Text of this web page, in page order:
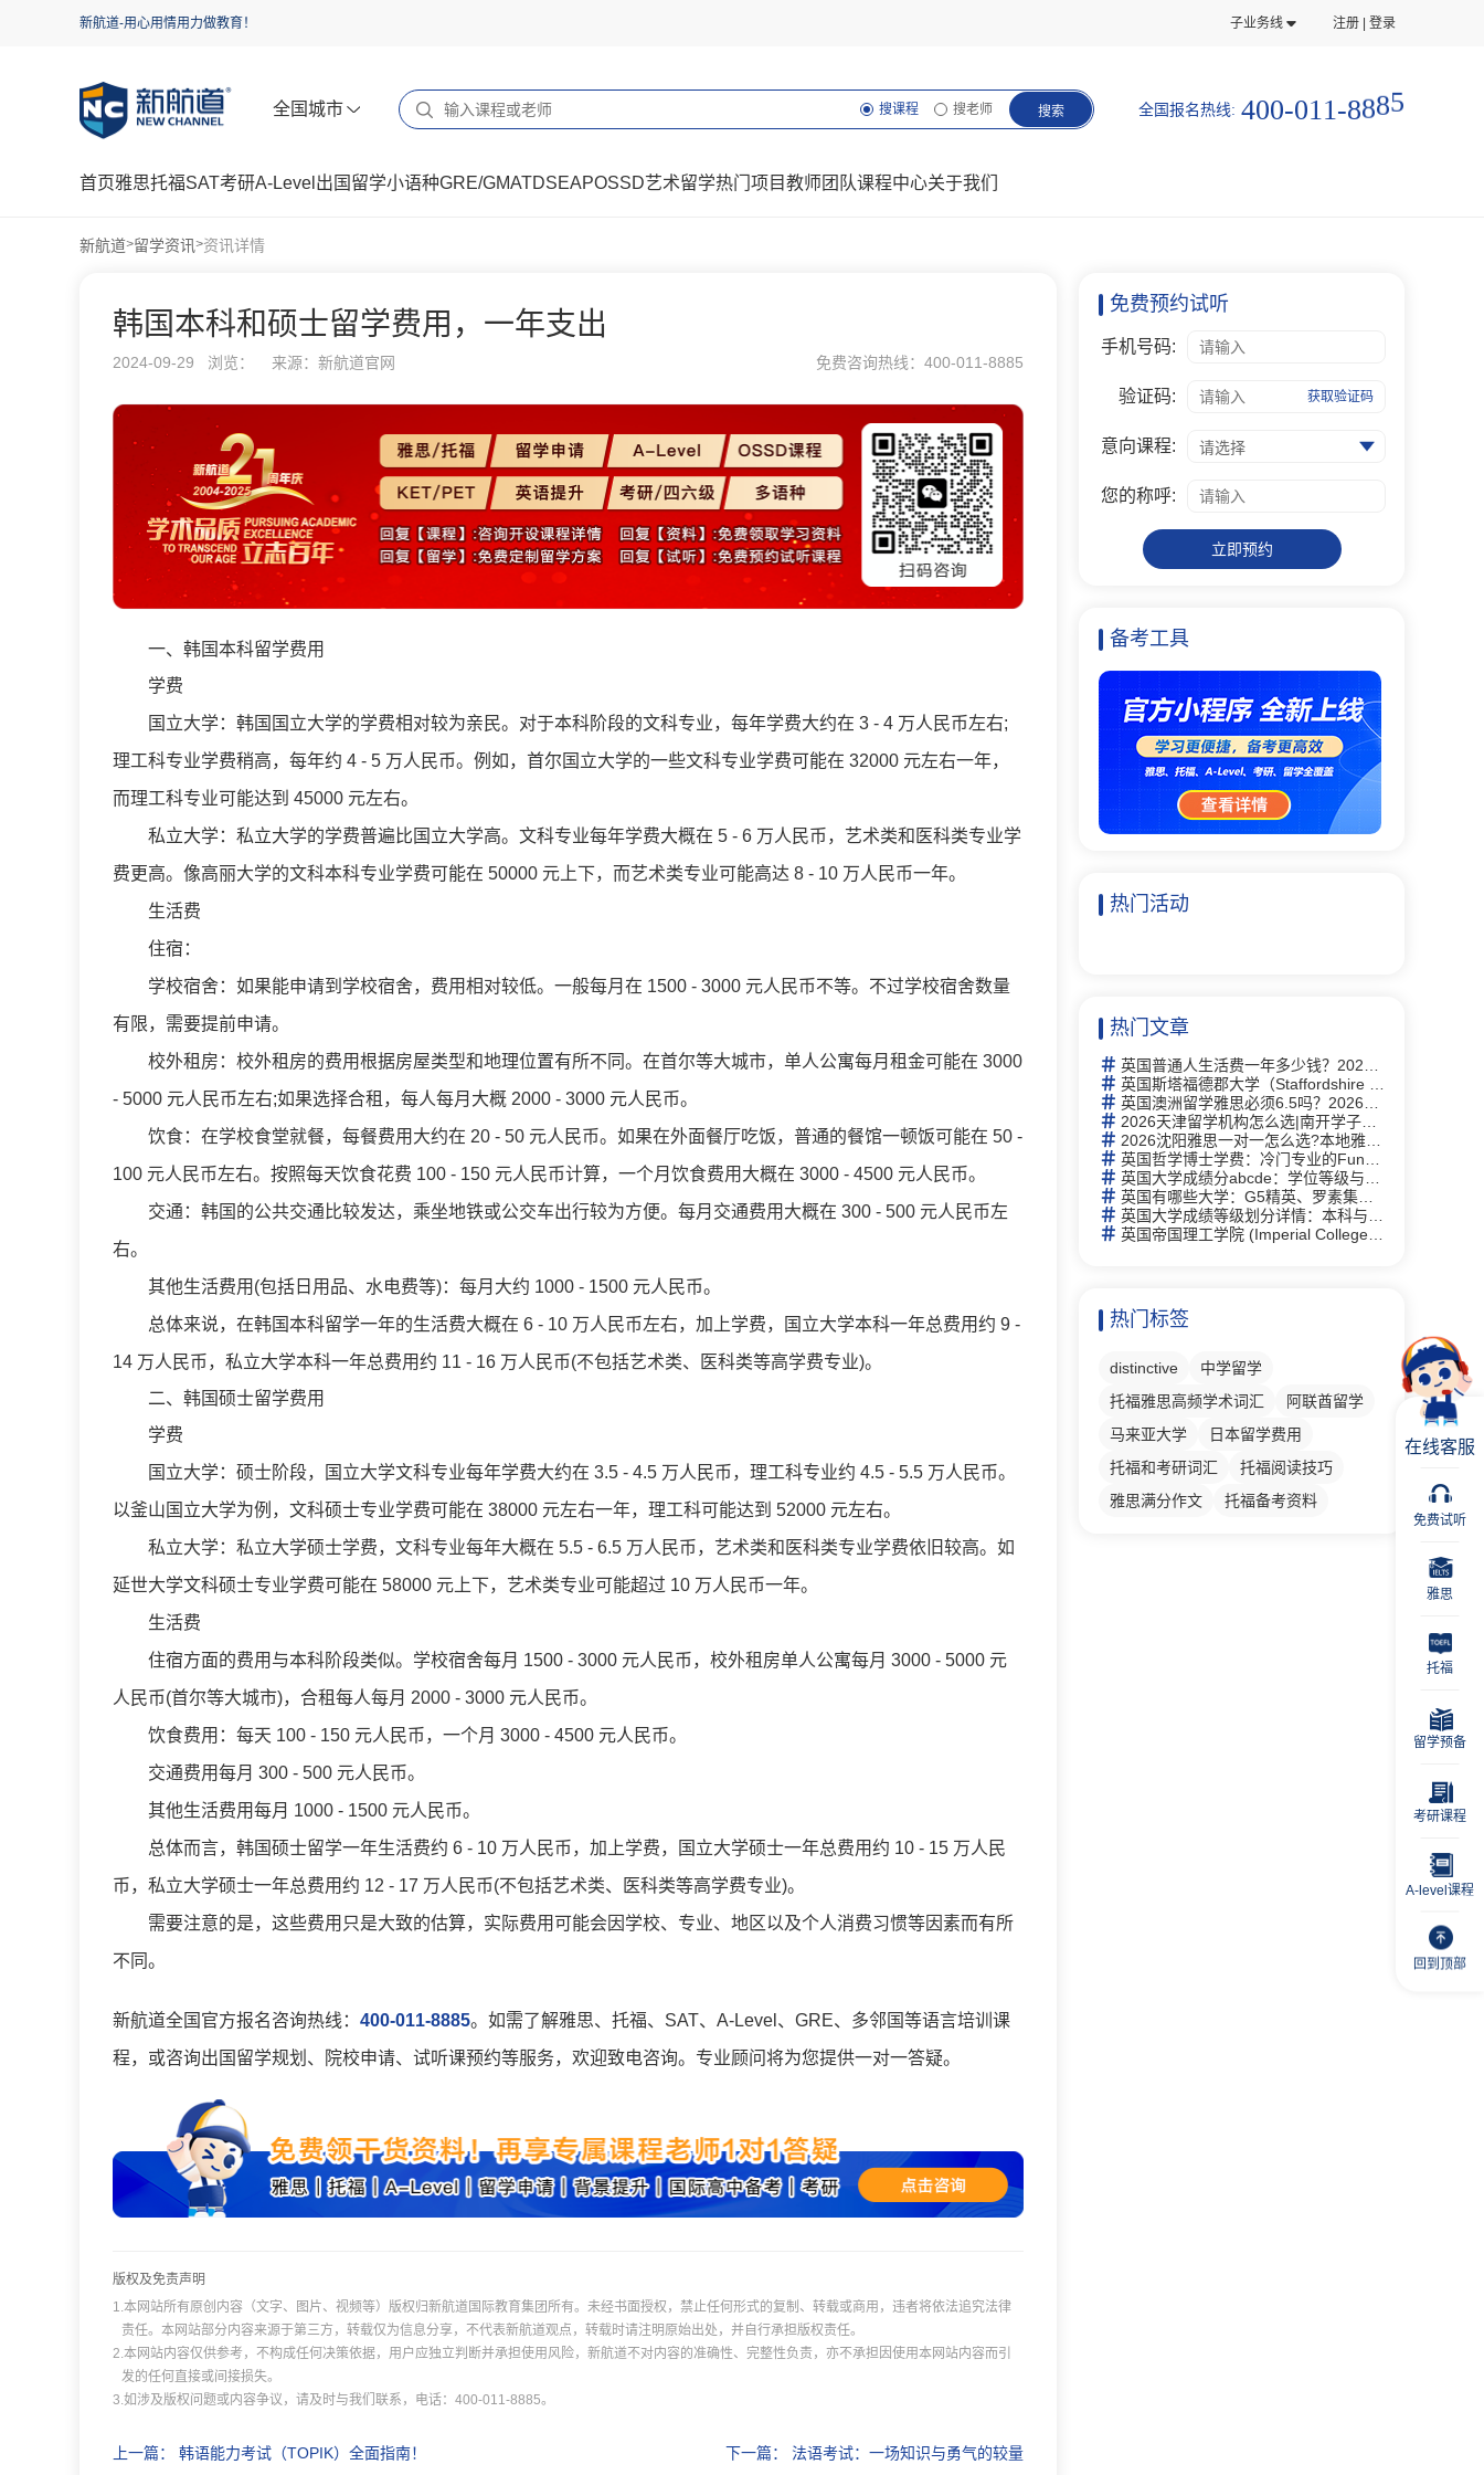
新航道-用心用情用力做教育！ 子业务线 注册 | 登录
全国城市 搜课程 搜老师 搜索 全国报名热线: 400 01 1 -8885
首页雅思托福SAT考研A-Level 出国留学小语种GRE/GMATDSEAPOSSD艺术留学热门项目教师团队课程中心关于我们
新航道>留学资讯>资讯详情
韩国本科和硕士留学费用，一年支出
2024-09-29 浏览： 来源：新航道官网 免费咨询热线：400-011-8885
一、韩国本科留学费用
学费
国立大学：韩国国立大学的学费相对较为亲民。对于本科阶段的文科专业，每年学费大约在 3 - 4 万人民币左右;
理工科专业学费稍高，每年约 4 - 5 万人民币。例如，首尔国立大学的一些文科专业学费可能在 32000 元左右一年，
而理工科专业可能达到 45000 元左右。
私立大学：私立大学的学费普遍比国立大学高。文科专业每年学费大概在 5 - 6 万人民币，艺术类和医科类专业学
费更高。像高丽大学的文科本科专业学费可能在 50000 元上下，而艺术类专业可能高达 8 - 10 万人民币一年。
生活费
住宿：
学校宿舍：如果能申请到学校宿舍，费用相对较低。一般每月在 1500 - 3000 元人民币不等。不过学校宿舍数量
有限，需要提前申请。
校外租房：校外租房的费用根据房屋类型和地理位置有所不同。在首尔等大城市，单人公寓每月租金可能在 3000
- 5000 元人民币左右;如果选择合租，每人每月大概 2000 - 3000 元人民币。
饮食：在学校食堂就餐，每餐费用大约在 20 - 50 元人民币。如果在外面餐厅吃饭，普通的餐馆一顿饭可能在 50 -
100 元人民币左右。按照每天饮食花费 100 - 150 元人民币计算，一个月饮食费用大概在 3000 - 4500 元人民币。
交通：韩国的公共交通比较发达，乘坐地铁或公交车出行较为方便。每月交通费用大概在 300 - 500 元人民币左
右。
其他生活费用(包括日用品、水电费等)：每月大约 1000 - 1500 元人民币。
总体来说，在韩国本科留学一年的生活费大概在 6 - 10 万人民币左右，加上学费，国立大学本科一年总费用约 9 -
14 万人民币，私立大学本科一年总费用约 11 - 16 万人民币(不包括艺术类、医科类等高学费专业)。
二、韩国硕士留学费用
学费
国立大学：硕士阶段，国立大学文科专业每年学费大约在 3.5 - 4.5 万人民币，理工科专业约 4.5 - 5.5 万人民币。
以釜山国立大学为例，文科硕士专业学费可能在 38000 元左右一年，理工科可能达到 52000 元左右。
私立大学：私立大学硕士学费，文科专业每年大概在 5.5 - 6.5 万人民币，艺术类和医科类专业学费依旧较高。如
延世大学文科硕士专业学费可能在 58000 元上下，艺术类专业可能超过 10 万人民币一年。
生活费
住宿方面的费用与本科阶段类似。学校宿舍每月 1500 - 3000 元人民币，校外租房单人公寓每月 3000 - 5000 元
人民币(首尔等大城市)，合租每人每月 2000 - 3000 元人民币。
饮食费用：每天 100 - 150 元人民币，一个月 3000 - 4500 元人民币。
交通费用每月 300 - 500 元人民币。
其他生活费用每月 1000 - 1500 元人民币。
总体而言，韩国硕士留学一年生活费约 6 - 10 万人民币，加上学费，国立大学硕士一年总费用约 10 - 15 万人民
币，私立大学硕士一年总费用约 12 - 17 万人民币(不包括艺术类、医科类等高学费专业)。
需要注意的是，这些费用只是大致的估算，实际费用可能会因学校、专业、地区以及个人消费习惯等因素而有所
不同。
新航道全国官方报名咨询热线： 400-011-8885。如需了解雅思、托福、SAT、A-Level、GRE、多邻国等语言培训课
程，或咨询出国留学规划、院校申请、试听课预约等服务，欢迎致电咨询。专业顾问将为您提供一对一答疑。
版权及免责声明
1.本网站所有原创内容（文字、图片、视频等）版权归新航道国际教育集团所有。未经书面授权，禁止任何形式的复制、转载或商用，违者将依法追究法律
责任。本网站部分内容来源于第三方，转载仅为信息分享，不代表新航道观点，转载时请注明原始出处，并自行承担版权责任。
2.本网站内容仅供参考，不构成任何决策依据，用户应独立判断并承担使用风险，新航道不对内容的准确性、完整性负责，亦不承担因使用本网站内容而引
发的任何直接或间接损失。
3.如涉及版权问题或内容争议，请及时与我们联系，电话：400-011-8885。
上一篇： 韩语能力考试（TOPIK）全面指南！ 下一篇： 法语考试：一场知识与勇气的较量
免费预约试听
手机号码:
验证码: 获取验证码
意向课程: 请选择
您的称呼:
立即预约
备考工具
热门活动
热门文章
英国普通人生活费一年多少钱？2026年最新生活成本全解析
英国斯塔福德郡大学（Staffordshire University）研究生有什么专业
英国澳洲留学雅思必须6.5吗？2026年最新要求详解与替代方案
2026天津留学机构怎么选|南开学子走访 6 家门店，新航道线下完整体验记录
2026沈阳雅思一对一怎么选?本地雅思培训择校思路全梳理
英国哲学博士学费：冷门专业的Funding机会与申请策略
英国大学成绩分abcde：学位等级与评分体系完全指南
英国有哪些大学：G5精英、罗素集团及热门院校详解
英国大学成绩等级划分详情：本科与硕士学位等级详解及中英对照
英国帝国理工学院 (Imperial College London)留学指南：2026全球第2、专业及申请全攻略
热门标签
distinctive
中学留学
托福雅思高频学术词汇
阿联酋留学
马来亚大学
日本留学费用
托福和考研词汇
托福阅读技巧
雅思满分作文
托福备考资料
在线客服
免费试听
雅思
托福
留学预备
考研课程
A-level课程
回到顶部
登录/注册
首次登录自动注册账号 收不到验证码?